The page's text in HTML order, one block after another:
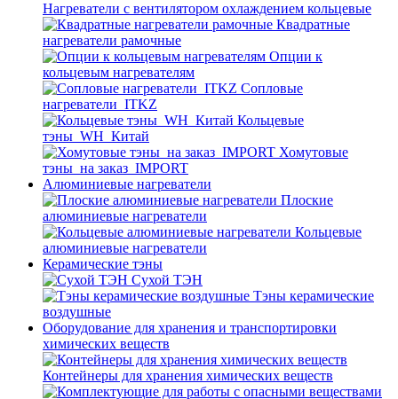
Нагреватели с вентилятором охлаждением кольцевые
Квадратные
нагреватели рамочные
Опции к
кольцевым нагревателям
Cопловые
нагреватели_ITKZ
Кольцевые
тэны_WH_Китай
Хомутовые
тэны_на заказ_IMPORT
Алюминиевые нагреватели
Плоские
алюминиевые нагреватели
Кольцевые
алюминиевые нагреватели
Керамические тэны
Сухой ТЭН
Тэны керамические
воздушные
Оборудование для хранения и транспортировки
химических веществ
Контейнеры для хранения химических веществ